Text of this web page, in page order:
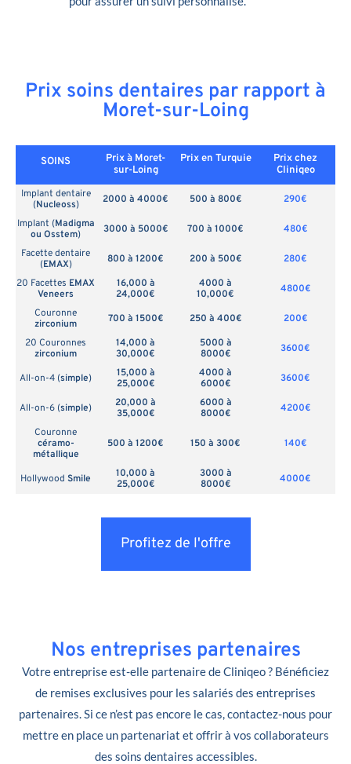
Prix soins dentaires par rapport à
Moret-sur-Loing
SOINS
Prix à Moret-
sur-Loing
Prix en Turquie
Prix chez
Cliniqeo
Implant dentaire
(Nucleoss) 2000 à 4000€ 500 à 800€
290€
Implant (Madigma
ou Osstem) 3000 à 5000€ 700 à 1000€
480€
Facette dentaire
(EMAX) 800 à 1200€ 200 à 500€
280€
20 Facettes EMAX
Veneers
16,000 à
24,000€
4000 à
10,000€
4800€
Couronne
zirconium
700 à 1500€ 250 à 400€
200€
20 Couronnes
zirconium
14,000 à
30,000€
5000 à
8000€
3600€
All-on-4 (simple)
15,000 à
25,000€
4000 à
6000€
3600€
All-on-6 (simple)
20,000 à
35,000€
6000 à
8000€
4200€
Couronne
céramo-
métallique
500 à 1200€ 150 à 300€ 140€
Hollywood Smile
10,000 à
25,000€
3000 à
8000€
4000€
Profitez de l'offre
Nos entreprises partenaires
Votre entreprise est-elle partenaire de Cliniqeo ? Bénéficiez
de remises exclusives pour les salariés des entreprises
partenaires. Si ce n’est pas encore le cas, contactez-nous pour
mettre en place un partenariat et offrir à vos collaborateurs
des soins dentaires accessibles.